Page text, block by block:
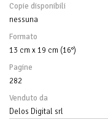
Copie disponibili
nessuna
Formato
13 cm x 19 cm (16°)
Pagine
282
Venduto da
Delos Digital srl